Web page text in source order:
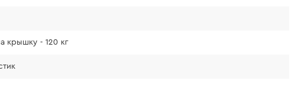
крышку - 120 кг